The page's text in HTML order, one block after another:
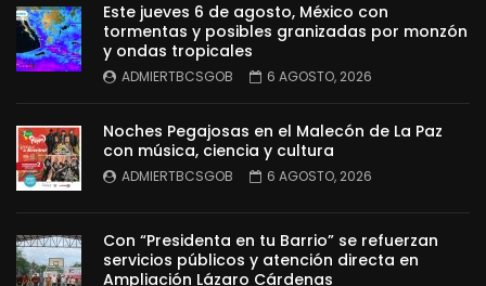
Este jueves 6 de agosto, México con
tormentas y posibles granizadas por monzón
y ondas tropicales
ADMIERTBCSGOB 6 AGOSTO, 2026
Noches Pegajosas en el Malecón de La Paz
con música, ciencia y cultura
ADMIERTBCSGOB 6 AGOSTO, 2026
Con “Presidenta en tu Barrio” se refuerzan
servicios públicos y atención directa en
Ampliación Lázaro Cárdenas